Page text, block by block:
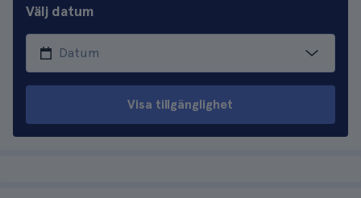
Välj datum
Visa tillgänglighet